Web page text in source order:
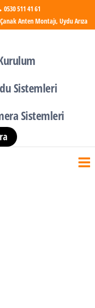
0530 511 41 61
Anten Montajı, Uydu Arıza
Sistemleri
Sistemleri